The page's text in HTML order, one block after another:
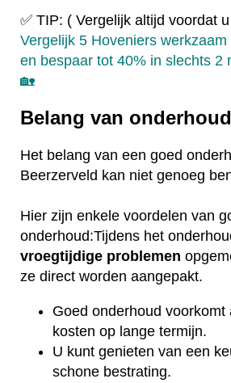
✅ TIP: ( Vergelijk altijd voordat
Vergelijk 5 Hoveniers
en bespaar tot 40% in slechts 2
🏡
Belang van onderhoud
Het belang van een goed
Beerzerveld kan niet genoeg
Hier zijn enkele voordelen van
onderhoud:Tijdens het
vroegtijdige problemen
ze direct worden aangepakt.
Goed onderhoud voorkomt
kosten op lange termijn.
U kunt genieten van een
schone bestrating.